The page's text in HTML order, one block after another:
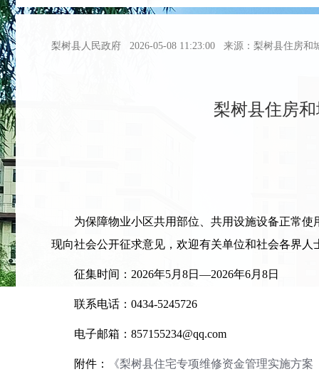
梨树县人民政府 2026-05-08 11:23:00 来源：梨树县住房和
梨树县住房
为保障物业小区共用部位、共用设施设备正常使
现向社会公开征求意见，欢迎有关单位和社会各界
征集时间：2026年5月8日—2026年6月8日
联系电话：0434-5245726
电子邮箱：857155234@qq.com
附件： 《梨树县住宅专项维修资金管理实施方